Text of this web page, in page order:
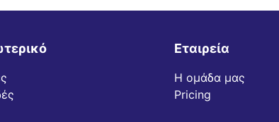
Εταιρεία
Η ομάδα μας
Pricing